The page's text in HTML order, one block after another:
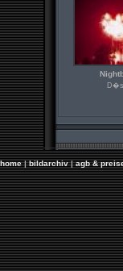
home|bildarchiv|agb &